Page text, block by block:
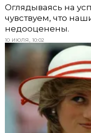
Оглядываясь на
чувствуем, что
недооценены.
10 ИЮЛЯ, 10:02